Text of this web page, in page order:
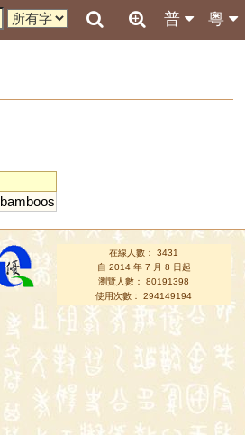
粵
普
bamboos
在線人數： 3431
自 2014 年 7 月 8 日起
瀏覽人數： 80191398
使用次數： 294149194